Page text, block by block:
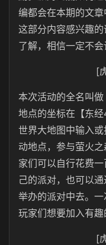
编都会在本期的文
这部分内容感兴趣
了解，相信一定不会
[
本次活动的全名叫
地点的坐标在【东
世界大地图中输入
动地点，参与萤火
家们可以自行花费
己的派对，也可以
举办的派对中去。
玩家们想要加入有趣
[